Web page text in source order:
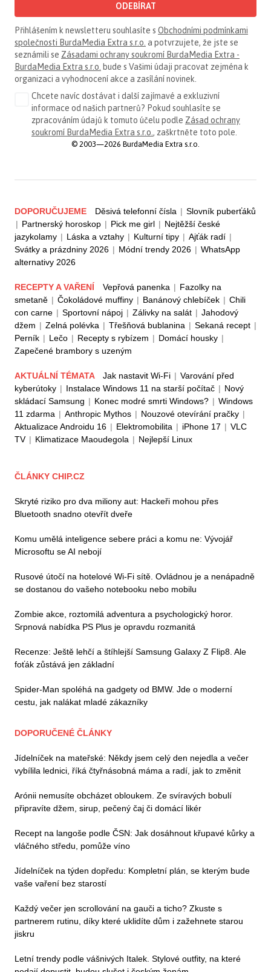
ODEBÍRAT
Přihlášením k newsletteru souhlasíte s Obchodními podmínkami
společnosti BurdaMedia Extra s.r.o. a potvrzujete, že jste se
seznámili se Zásadami ochrany soukromí BurdaMedia Extra -
BurdaMedia Extra s.r.o. bude s Vašimi údaji pracovat zejména k
organizaci a vyhodnocení akce a zasílání novinek.
Chcete navíc dostávat i další zajímavé a exkluzivní
informace od našich partnerů? Pokud souhlasíte se
zpracováním údajů k tomuto účelu podle Zásad ochrany
soukromí BurdaMedia Extra s.r.o. , zaškrtněte toto pole.
© 2003—2026 BurdaMedia Extra s.r.o.
DOPORUČUJEME Děsivá telefonní čísla | Slovník puberťáků
| Partnerský horoskop | Pick me girl | Nejtěžší české
jazykolamy | Láska a vztahy | Kulturní tipy | Ajťák radí |
Svátky a prázdniny 2026 | Módní trendy 2026 | WhatsApp
alternativy 2026
RECEPTY A VAŘENÍ Vepřová panenka | Fazolky na
smetaně | Čokoládové muffiny | Banánový chlebíček | Chili
con carne | Sportovní nápoj | Zálivky na salát | Jahodový
džem | Zelná polévka | Třešňová bublanina | Sekaná recept |
Perník | Lečo | Recepty s rybízem | Domácí housky |
Zapečené brambory s uzeným
AKTUÁLNÍ TÉMATA Jak nastavit Wi-Fi | Varování před
kyberútoky | Instalace Windows 11 na starší počítač | Nový
skládací Samsung | Konec modré smrti Windows? | Windows
11 zdarma | Anthropic Mythos | Nouzové otevírání pračky |
Aktualizace Androidu 16 | Elektromobilita | iPhone 17 | VLC
TV | Klimatizace Maoudegola | Nejlepší Linux
ČLÁNKY CHIP.CZ
Skryté riziko pro dva miliony aut: Hackeři mohou přes
Bluetooth snadno otevřít dveře
Komu umělá inteligence sebere práci a komu ne: Vývojář
Microsoftu se AI nebojí
Rusové útočí na hotelové Wi-Fi sítě. Ovládnou je a nenápadně
se dostanou do vašeho notebooku nebo mobilu
Zombie akce, roztomilá adventura a psychologický horor.
Srpnová nabídka PS Plus je opravdu rozmanitá
Recenze: Ještě lehčí a štíhlejší Samsung Galaxy Z Flip8. Ale
foťák zůstává jen základní
Spider-Man spoléhá na gadgety od BMW. Jde o moderní
cestu, jak nalákat mladé zákazníky
DOPORUČENÉ ČLÁNKY
Jídelníček na mateřské: Někdy jsem celý den nejedla a večer
vybílila lednici, říká čtyřnásobná máma a radí, jak to změnit
Arónii nemusíte obcházet obloukem. Ze svíravých bobulí
připravíte džem, sirup, pečený čaj či domácí likér
Recept na langoše podle ČSN: Jak dosáhnout křupavé kůrky a
vláčného středu, pomůže víno
Jídelníček na týden dopředu: Kompletní plán, se kterým bude
vaše vaření bez starostí
Každý večer jen scrollování na gauči a ticho? Zkuste s
partnerem rutinu, díky které uklidíte dům i zažehnete starou
jiskru
Letní trendy podle vášnivých Italek. Stylové outfity, na které